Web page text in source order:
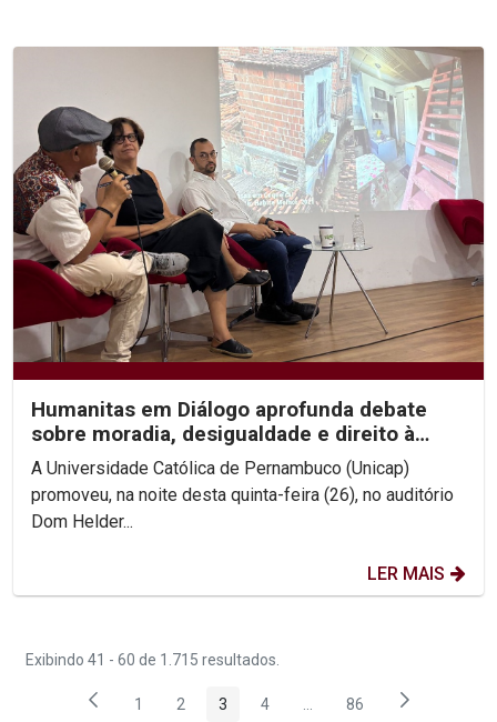
Humanitas em Diálogo aprofunda debate
sobre moradia, desigualdade e direito à
cidade
A Universidade Católica de Pernambuco (Unicap)
promoveu, na noite desta quinta-feira (26), no auditório
Dom Helder...
LER MAIS
Exibindo 41 - 60 de 1.715 resultados.
Página
1 Página
2 Página
3 Página
4 ...Páginas intermediárias
Página
86